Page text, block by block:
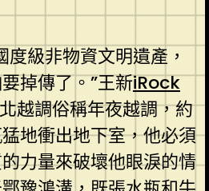
度級非物資文明遺產，
掉傳了。”王新iRock
越調俗稱年夜越調，約
地衝出地下室，他必須
力量來破壞他眼淚的情